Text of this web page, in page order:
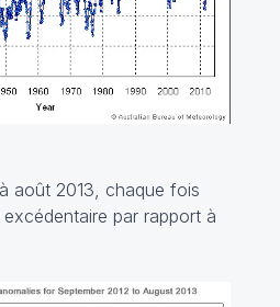
août 2013, chaque fois
par rapport à